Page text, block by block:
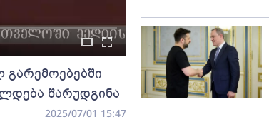
წარუდგინა
2025/07/01 15:47